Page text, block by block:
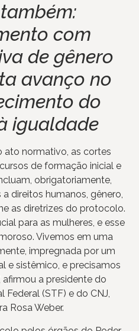
com
de gênero
avanço no
do
igualdade
ato normativo, as cortes
de formação inicial e
obrigatoriamente,
direitos humanos, gênero,
as diretrizes do protocolo.
para as mulheres, e esse
Vivemos em uma
impregnada por um
e sistêmico, e precisamos
afirmou a presidente do
Federal (STF) e do CNJ,
Rosa Weber.